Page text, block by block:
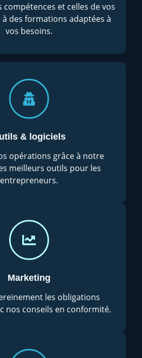
compétences et celles de vos
à des formations adaptées à
vos besoins.
& logiciels
opérations grâce à notre
meilleurs outils pour les
entrepreneurs.
Marketing
les obligations
nos conseils en conformité.